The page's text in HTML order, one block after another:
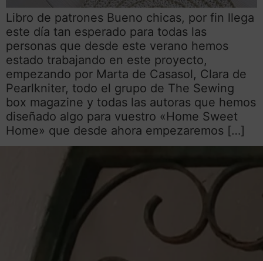
Libro de patrones Bueno chicas, por fin llega
este día tan esperado para todas las
personas que desde este verano hemos
estado trabajando en este proyecto,
empezando por Marta de Casasol, Clara de
Pearlkniter, todo el grupo de The Sewing
box magazine y todas las autoras que hemos
diseñado algo para vuestro «Home Sweet
Home» que desde ahora empezaremos […]